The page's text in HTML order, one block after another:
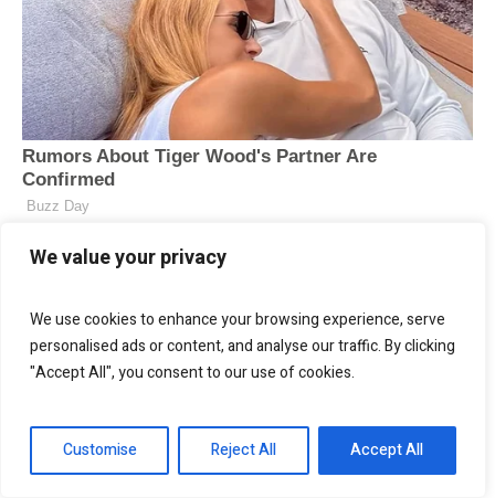
We value your privacy
We use cookies to enhance your browsing experience, serve
personalised ads or content, and analyse our traffic. By clicking
"Accept All", you consent to our use of cookies.
Customise Reject All Accept All